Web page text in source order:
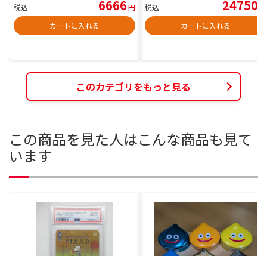
税込 6666円
カートに入れる
税込 24750
カートに入れる
このカテゴリをもっと見る
この商品を見た人はこんな商品も見て
います